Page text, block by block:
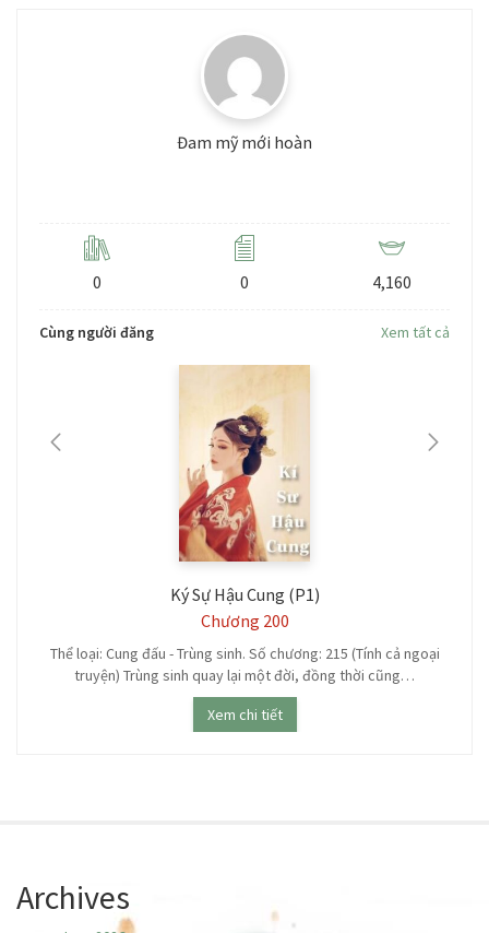
Đam mỹ mới hoàn
0 0 4,160
Cùng người đăng Xem tất cả
Ký Sự Hậu Cung (P1)
Chương 200
Thể loại: Cung đấu - Trùng sinh. Số chương: 215 (Tính cả ngoại
truyện) Trùng sinh quay lại một đời, đồng thời cũng…
Xem chi tiết
Archives